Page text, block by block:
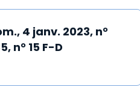
4 janv. 2023, n°
n° 15 F-D